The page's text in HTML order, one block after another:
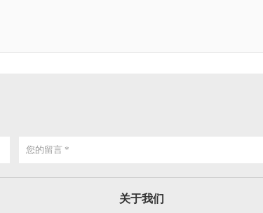
关于我们